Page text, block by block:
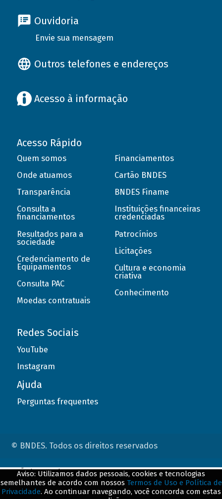
Ouvidoria
Envie sua mensagem
Outros telefones e endereços
Acesso à informação
Acesso Rápido
Quem somos
Onde atuamos
Transparência
Consulta a
financiamentos
Resultados para a
sociedade
Credenciamento de
Equipamentos
Consulta PAC
Moedas contratuais
Financiamentos
Cartão BNDES
BNDES Finame
Instituições financeiras
credenciadas
Patrocínios
Licitações
Cultura e economia
criativa
Conhecimento
Redes Sociais
YouTube
Instagram
Ajuda
Perguntas frequentes
© BNDES. Todos os direitos reservados
Aviso: Utilizamos dados pessoais, cookies e tecnologias
semelhantes de acordo com nossos Termos de Uso e Política de
Privacidade. Ao continuar navegando, você concorda com estas
ConteÃºdo complementar
${title}${badge}